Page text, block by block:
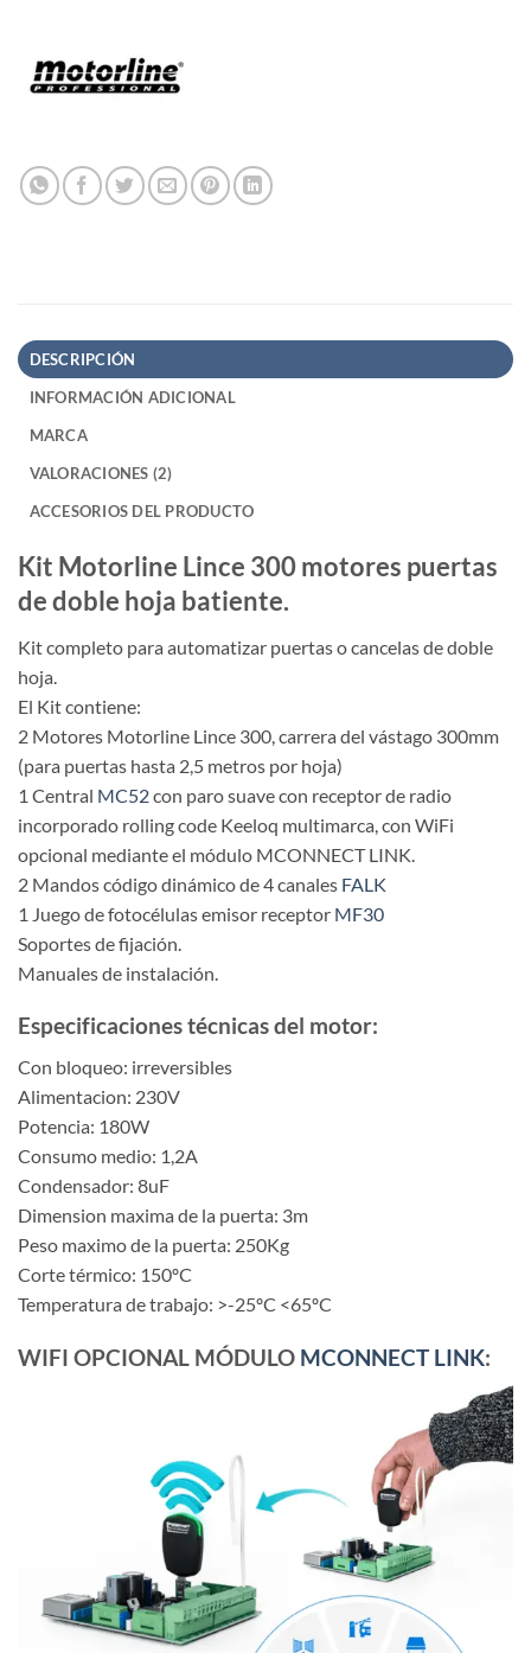
DESCRIPCIÓN
INFORMACIÓN ADICIONAL
MARCA
VALORACIONES (2)
ACCESORIOS DEL PRODUCTO
Kit Motorline Lince 300 motores puertas
de doble hoja batiente.
Kit completo para automatizar puertas o cancelas de doble
hoja.
El Kit contiene:
2 Motores Motorline Lince 300, carrera del vástago 300mm
(para puertas hasta 2,5 metros por hoja)
1 Central MC52con paro suave con receptor de radio
incorporado rolling code Keeloq multimarca, con WiFi
opcional mediante el módulo MCONNECT LINK.
2 Mandos código dinámico de 4 canales FALK
1 Juego de fotocélulas emisor receptor MF30
Soportes de fijación.
Manuales de instalación.
Especificaciones técnicas del motor:
Con bloqueo: irreversibles
Alimentacion: 230V
Potencia: 180W
Consumo medio: 1,2A
Condensador: 8uF
Dimension maxima de la puerta: 3m
Peso maximo de la puerta: 250Kg
Corte térmico: 150ºC
Temperatura de trabajo: >-25ºC <65ºC
WIFI OPCIONAL MÓDULO MCONNECT LINK: